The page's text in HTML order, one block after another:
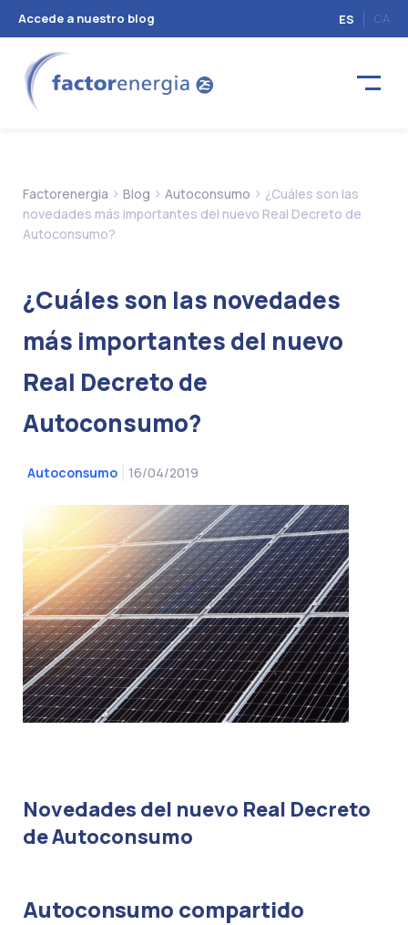
Accede a nuestro blog ES CA
Factorenergia > Blog > Autoconsumo > ¿Cuáles son las
novedades más importantes del nuevo Real Decreto de
Autoconsumo?
¿Cuáles son las novedades
más importantes del nuevo
Real Decreto de
Autoconsumo?
Autoconsumo 16/04/2019
Novedades del nuevo Real Decreto
de Autoconsumo
Autoconsumo compartido